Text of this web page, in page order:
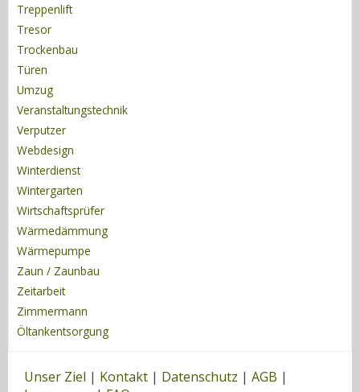
Treppenlift
Tresor
Trockenbau
Türen
Umzug
Veranstaltungstechnik
Verputzer
Webdesign
Winterdienst
Wintergarten
Wirtschaftsprüfer
Wärmedämmung
Wärmepumpe
Zaun / Zaunbau
Zeitarbeit
Zimmermann
Öltankentsorgung
Unser Ziel | Kontakt | Datenschutz | AGB |